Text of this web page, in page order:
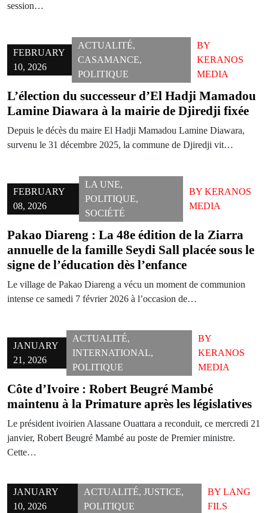
session…
FEBRUARY
10, 2026
ACTUALITÉ,
CASAMANCE,
POLITIQUE
BY
KERANOS
MEDIA
L’élection du successeur d’El Hadji Mamadou
Lamine Diawara à la mairie de Djiredji fixée
Depuis le décès du maire El Hadji Mamadou Lamine Diawara,
survenu le 31 décembre 2025, la commune de Djiredji vit…
FEBRUARY
08, 2026
LA UNE,
POLITIQUE,
SOCIÉTÉ
BYKERANOS
MEDIA
Pakao Diareng : La 48e édition de la Ziarra
annuelle de la famille Seydi Sall placée sous le
signe de l’éducation dès l’enfance
Le village de Pakao Diareng a vécu un moment de communion
intense ce samedi 7 février 2026 à l’occasion de…
JANUARY
21, 2026
ACTUALITÉ,
INTERNATIONAL,
POLITIQUE
BY
KERANOS
MEDIA
Côte d’Ivoire : Robert Beugré Mambé
maintenu à la Primature après les législatives
Le président ivoirien Alassane Ouattara a reconduit, ce mercredi 21
janvier, Robert Beugré Mambé au poste de Premier ministre.
Cette…
JANUARY
10, 2026
ACTUALITÉ,JUSTICE,
POLITIQUE
BY LANG
FILS